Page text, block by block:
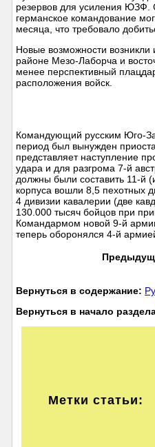
резервов для усиления ЮЗФ.
германское командование
месяца, что требовало
Новые возможности возникли
районе Мезо-Лаборча и
менее перспективный
расположения войск.
Командующий русским Юго-
период был вынужден
представляет наступление
удара и для разгрома 7-й
должны были составить 11-й
корпуса вошли 8,5 пехотных
4 дивизии кавалерии (две
130.000 тысяч бойцов при
Командармом новой 9-й
теперь оборонялся 4-й
Вернуться в содержание:
Вернуться в начало
Метки статьи: